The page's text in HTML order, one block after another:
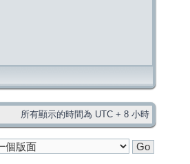
所有顯示的時間為 UTC + 8 小時